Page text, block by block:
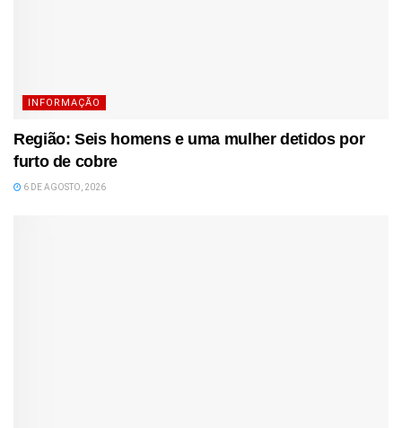
INFORMAÇÃO
Região: Seis homens e uma mulher detidos por
furto de cobre
6 DE AGOSTO, 2026